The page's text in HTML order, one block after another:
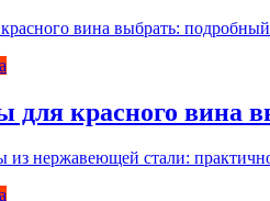
для красного вина